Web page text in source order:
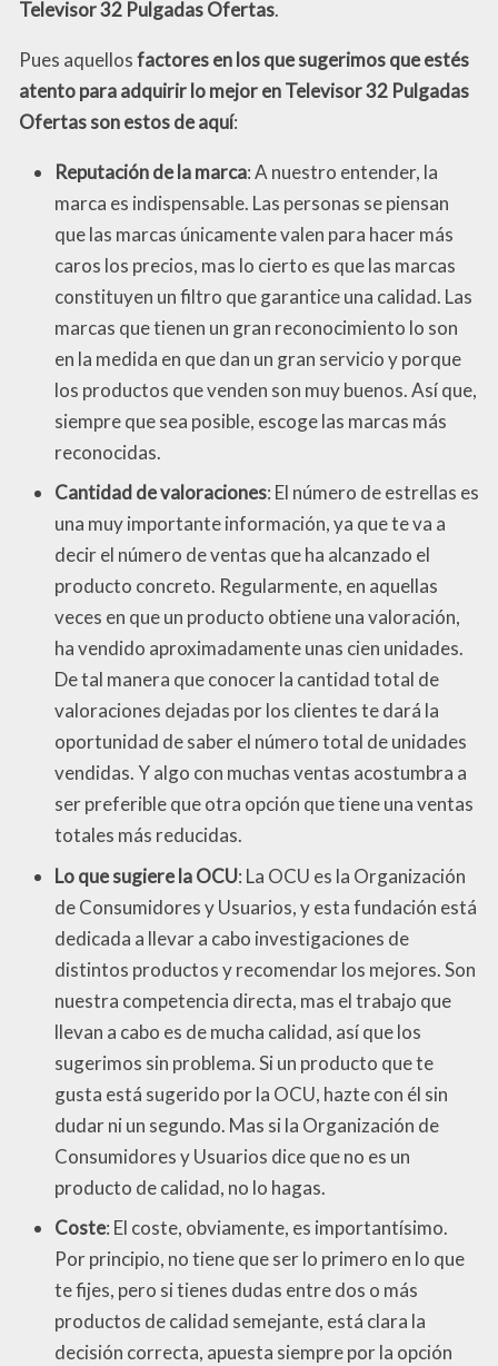
Televisor 32 Pulgadas Ofertas.
Pues aquellosfactores en los que sugerimos que estés
atento para adquirir lo mejor en Televisor 32 Pulgadas
Ofertas son estos de aquí:
Reputación de la marca: A nuestro entender, la
marca es indispensable. Las personas se piensan
que las marcas únicamente valen para hacer más
caros los precios, mas lo cierto es que las marcas
constituyen un filtro que garantice una calidad. Las
marcas que tienen un gran reconocimiento lo son
en la medida en que dan un gran servicio y porque
los productos que venden son muy buenos. Así que,
siempre que sea posible, escoge las marcas más
reconocidas.
Cantidad de valoraciones: El número de estrellas es
una muy importante información, ya que te va a
decir el número de ventas que ha alcanzado el
producto concreto. Regularmente, en aquellas
veces en que un producto obtiene una valoración,
ha vendido aproximadamente unas cien unidades.
De tal manera que conocer la cantidad total de
valoraciones dejadas por los clientes te dará la
oportunidad de saber el número total de unidades
vendidas. Y algo con muchas ventas acostumbra a
ser preferible que otra opción que tiene una ventas
totales más reducidas.
Lo que sugiere la OCU: La OCU es la Organización
de Consumidores y Usuarios, y esta fundación está
dedicada a llevar a cabo investigaciones de
distintos productos y recomendar los mejores. Son
nuestra competencia directa, mas el trabajo que
llevan a cabo es de mucha calidad, así que los
sugerimos sin problema. Si un producto que te
gusta está sugerido por la OCU, hazte con él sin
dudar ni un segundo. Mas si la Organización de
Consumidores y Usuarios dice que no es un
producto de calidad, no lo hagas.
Coste: El coste, obviamente, es importantísimo.
Por principio, no tiene que ser lo primero en lo que
te fijes, pero si tienes dudas entre dos o más
productos de calidad semejante, está clara la
decisión correcta, apuesta siempre por la opción